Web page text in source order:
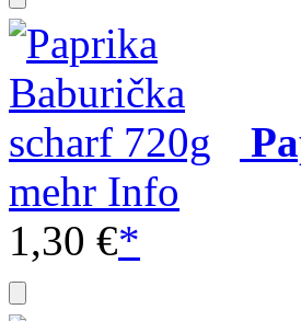
mehr Info
1,30 €*